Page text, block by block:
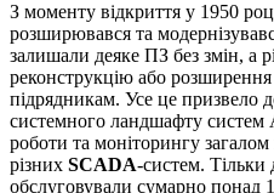
З моменту відкриття у 1950
розширювався та
залишали деяке ПЗ без змін, а
реконструкцію або
підрядникам. Усе це призвело
системного ландшафту систем
роботи та моніторингу
різних SCADA-систем. Тільки
обслуговували сумарно понад